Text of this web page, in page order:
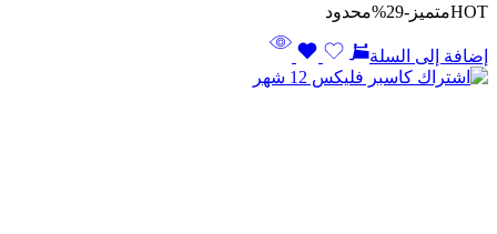
HOTمتميز -29% محدود
إضافة إلى السلة